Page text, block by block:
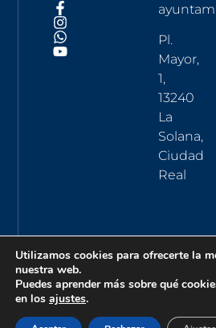
Pl.
Mayor,
1,
13240
La
Solana,
Ciudad
Real
Utilizamos cookies para ofrecerte la
nuestra web.
Puedes aprender más sobre qué
en los ajustes.